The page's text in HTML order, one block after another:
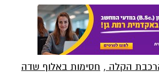
הקלה , חסימות באלוף שדה